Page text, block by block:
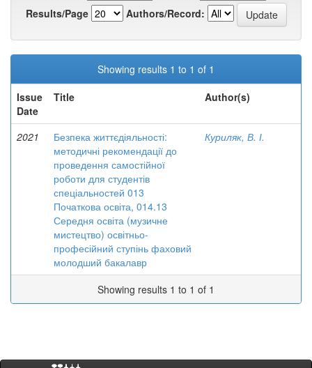
Results/Page
Authors/Record:
Showing results 1 to 1 of 1
Issue
Date
Title Author(s)
2021
Безпека життєдіяльності:
методичні рекомендації до
проведення самостійної
роботи для студентів
спеціальностей 013
Початкова освіта, 014.13
Середня освіта (музичне
мистецтво) освітньо-
професійний ступінь фаховий
молодший бакалавр
Куриляк, В. І.
Showing results 1 to 1 of 1